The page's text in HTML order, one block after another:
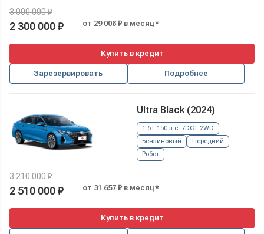
3 000 000 ₽
2 300 000 ₽ от 29 008 ₽ в месяц*
Купить в кредит
Зарезервировать Подробнее
Ultra Black (2024)
1.6T 150 л.с. 7DCT 2WD
Бензиновый
Передний
Робот
3 210 000 ₽
2 510 000 ₽ от 31 657 ₽ в месяц*
Купить в кредит